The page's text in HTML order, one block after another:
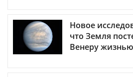
Новое
что Земля
Венеру жизнью